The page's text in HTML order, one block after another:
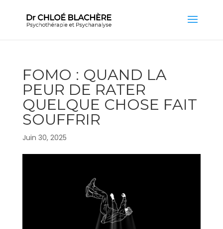
FOMO : QUAND LA
PEUR DE RATER
QUELQUE CHOSE FAIT
SOUFFRIR
Juin 30, 2025